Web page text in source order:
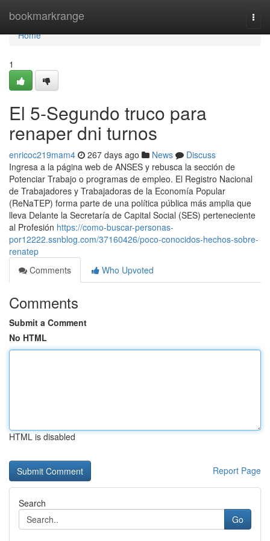
bookmarkrange
Home
Home
1
El 5-Segundo truco para
renaper dni turnos
enricoc219mam4 267 days ago News
Discuss
Ingresa a ​la página web de ANSES y rebusca la sección ⁢de
Potenciar Trabajo o programas de empleo. El Registro Nacional
de Trabajadores y Trabajadoras de la Economía Popular
(ReNaTEP) forma parte de una política pública más amplia que
lleva Delante la Secretaría de Capital Social (SES) perteneciente
al Profesión https://como-buscar-personas-
por12222.ssnblog.com/37160426/poco-conocidos-hechos-sobre-
renatep
Comments
Who Upvoted
Comments
Submit a Comment
No HTML
HTML is disabled
Report Page
Search
Go